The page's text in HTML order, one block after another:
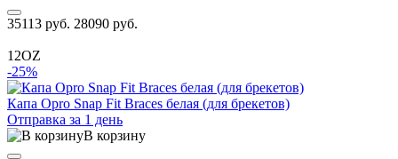
35113 руб. 28090 руб.
12OZ
-25%
Капа Opro Snap Fit Braces белая (для брекетов)
Отправка за 1 день
В корзину